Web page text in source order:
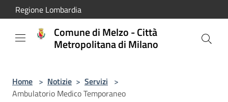
Salta al contenuto principale
Regione Lombardia
Comune di Melzo - Città
Metropolitana di Milano
Home > Notizie > Servizi >
Ambulatorio Medico Temporaneo